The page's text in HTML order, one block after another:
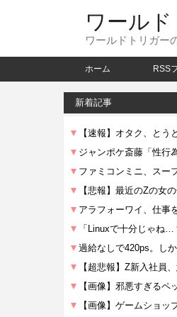
ワール
ワールドトリガー
ホーム RSS
新着記事